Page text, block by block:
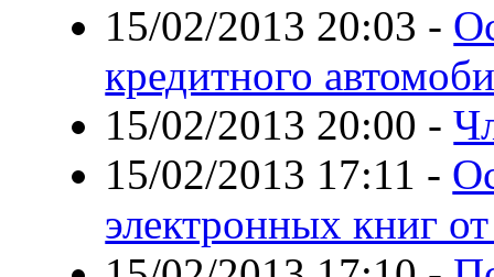
15/02/2013 20:03 -
кредитного
15/02/2013 20:00 -
15/02/2013 17:11 -
электронных книг